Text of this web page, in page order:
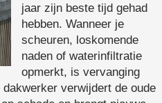
jaar zijn beste tijd gehad
hebben. Wanneer je
scheuren, loskomende
naden of waterinfiltratie
opmerkt, is vervanging
verwijdert de oude